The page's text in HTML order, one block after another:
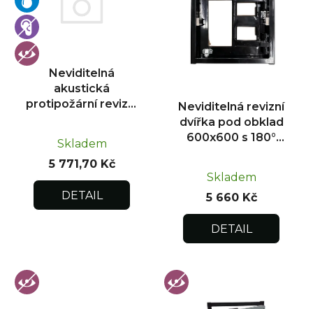
s
p
Neviditelná
akustická
protipožární revizní
Skladem
5 771,70 Kč
DETAIL
Neviditelná revizní
dvířka pod obklad
600x600 s 180°
Skladem
5 660 Kč
DETAIL